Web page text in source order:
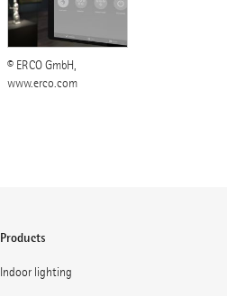
© ERCO GmbH,
www.erco.com
Products
Indoor lighting